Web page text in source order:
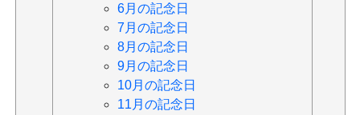
6月の記念日
7月の記念日
8月の記念日
9月の記念日
10月の記念日
11月の記念日